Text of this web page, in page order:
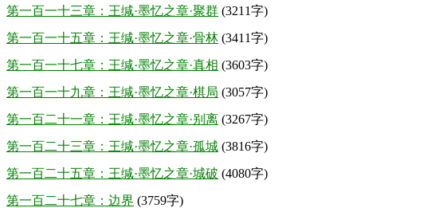
第一百一十三章：王缄·墨忆之章·聚群 (3211字)
第一百一十五章：王缄·墨忆之章·骨林 (3411字)
第一百一十七章：王缄·墨忆之章·真相 (3603字)
第一百一十九章：王缄·墨忆之章·棋局 (3057字)
第一百二十一章：王缄·墨忆之章·别离 (3267字)
第一百二十三章：王缄·墨忆之章·孤城 (3816字)
第一百二十五章：王缄·墨忆之章·城破 (4080字)
第一百二十七章：边界 (3759字)